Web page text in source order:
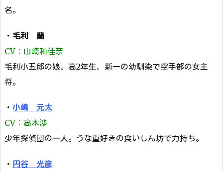
名。
・ 毛利 蘭
CV：山崎和佳奈
毛利小五郎の娘。高2年生、新一の幼馴染で空手部の女主
将。
・ 小嶋 元太
CV：高木渉
少年探偵団の一人。うな重好きの食いしん坊で力持ち。
・ 円谷 光彦